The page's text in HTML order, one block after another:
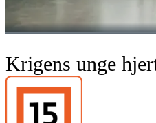
Krigens unge